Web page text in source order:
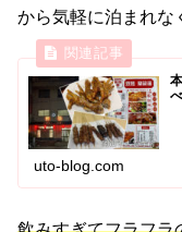
から気軽に泊まれな
uto-blog.com